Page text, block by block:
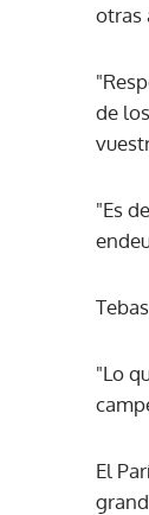
otras
de
"Es
"Lo
El